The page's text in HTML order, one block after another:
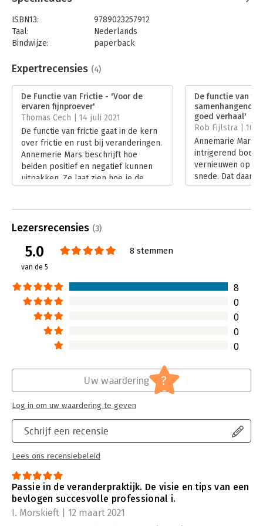
ISBN13:
9789023257912
Taal:
Nederlands
Bindwijze:
paperback
Uitgever:
Koninklijke van Gorcum
Verschijningsdatum:
8-2-2021
Hoofdrubriek: Verandermanagement
Expertrecensies (4)
De Functie van Frictie - 'Voor de
ervaren fijnproever'
Thomas Cech | 14 juli 2021
De functie van frictie gaat in de kern
over frictie en rust bij veranderingen.
Annemerie Mars beschrijft hoe
beiden positief en negatief kunnen
uitpakken. Ze laat zien hoe je de
Lees verder
De functie van
samenhangend
goed verhaal'
Rob Fijlstra | 10
Annemarie Mars
intrigerend boek
vernieuwen op
snede. Dat
ongerief
zij zich op dit
verhaal.
Lees verder
Lezersrecensies (3)
5.0
van de 5
8 stemmen
8
0
0
0
0
Schrijf een recensie
Lees ons recensiebeleid
Uw waardering ?
Log in om uw waardering te geven
Passie in de veranderpraktijk. De visie en tips van een
bevlogen succesvolle professional i.
I. Morskieft | 12 maart 2021